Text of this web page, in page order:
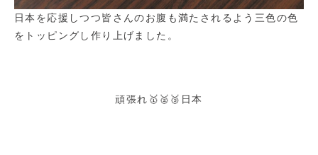
日本を応援しつつ皆さんのお腹も満たされるよう三色の色
をトッピングし作り上げました。
頑張れ🥇🥈🥉日本